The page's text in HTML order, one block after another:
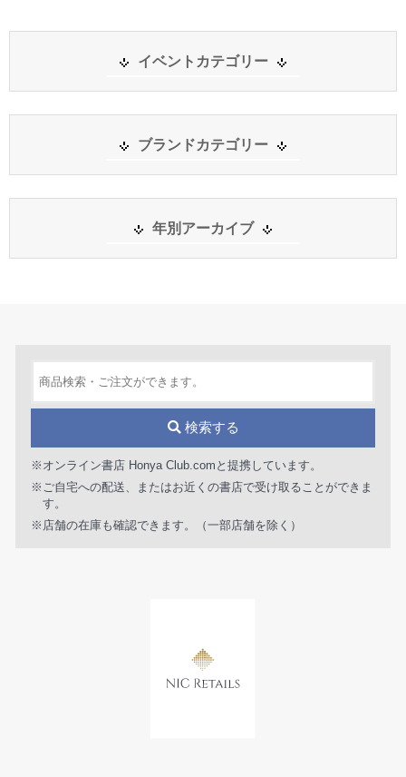
イベントカテゴリー
ブランドカテゴリー
年別アーカイブ
検索する
※オンライン書店 Honya Club.comと提携しています。
※ご自宅への配送、またはお近くの書店で受け取ることができま
す。
※店舗の在庫も確認できます。（一部店舗を除く）